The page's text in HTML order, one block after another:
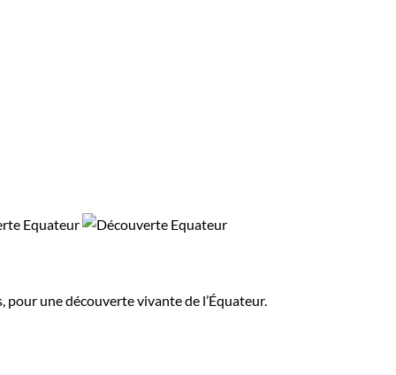
une découverte vivante de l’Équateur.